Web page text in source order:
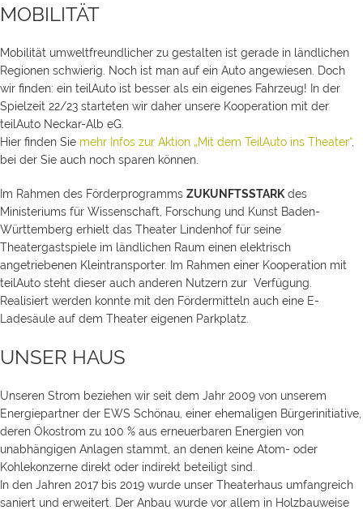
MOBILITÄT
Mobilität umweltfreundlicher zu gestalten ist gerade in ländlichen
Regionen schwierig. Noch ist man auf ein Auto angewiesen. Doch
wir finden: ein teilAuto ist besser als ein eigenes Fahrzeug! In der
Spielzeit 22/23 starteten wir daher unsere Kooperation mit der
teilAuto Neckar-Alb eG.
Hier finden Sie mehr Infos zur Aktion „Mit dem TeilAuto ins Theater“,
bei der Sie auch noch sparen können.
Im Rahmen des Förderprogramms ZUKUNFTSSTARK des
Ministeriums für Wissenschaft, Forschung und Kunst Baden-
Württemberg erhielt das Theater Lindenhof für seine
Theatergastspiele im ländlichen Raum einen elektrisch
angetriebenen Kleintransporter. Im Rahmen einer Kooperation mit
teilAuto steht dieser auch anderen Nutzern zur Verfügung.
Realisiert werden konnte mit den Fördermitteln auch eine E-
Ladesäule auf dem Theater eigenen Parkplatz.
UNSER HAUS
Unseren Strom beziehen wir seit dem Jahr 2009 von unserem
Energiepartner der EWS Schönau, einer ehemaligen Bürgerinitiative,
deren Ökostrom zu 100 % aus erneuerbaren Energien von
unabhängigen Anlagen stammt, an denen keine Atom- oder
Kohlekonzerne direkt oder indirekt beteiligt sind.
In den Jahren 2017 bis 2019 wurde unser Theaterhaus umfangreich
saniert und erweitert. Der Anbau wurde vor allem in Holzbauweise